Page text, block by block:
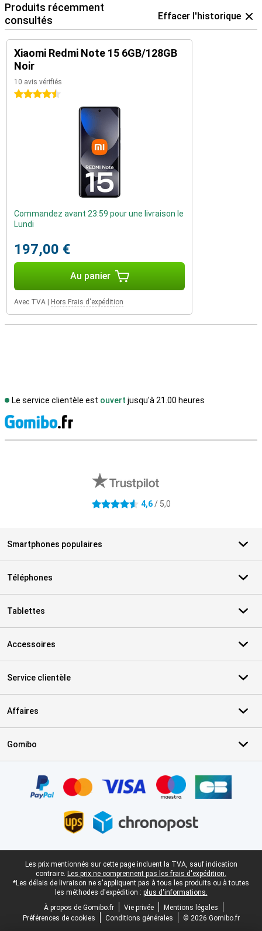
Produits récemment
consultés
Effacer l'historique
Xiaomi Redmi Note 15 6GB/128GB
Noir
10 avis vérifiés
4.5 étoiles
Commandez avant 23:59 pour une livraison le
Lundi
197,00 €
Au panier
Avec TVA Hors Frais d'expédition
Le service clientèle est ouvert jusqu'à 21.00 heures
4.6 étoiles 4,6/ 5,0
Smartphones populaires
Téléphones
Tablettes
Accessoires
Service clientèle
Affaires
Gomibo
Pied-de-page légal
Les prix mentionnés sur cette page incluent la TVA, sauf indication
contraire. Les prix ne comprennent pas les frais d'expédition.
*Les délais de livraison ne s'appliquent pas à tous les produits ou à toutes
les méthodes d'expédition : plus d'informations.
À propos de Gomibo.fr
Vie privée
Mentions légales
Préférences de cookies
Conditions générales © 2026 Gomibo.fr